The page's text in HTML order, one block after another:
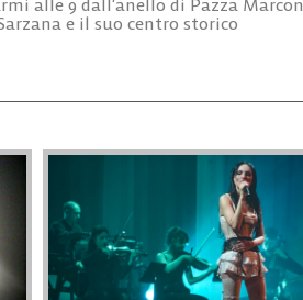
alle 9 dall’anello di Pazza
e il suo centro storico